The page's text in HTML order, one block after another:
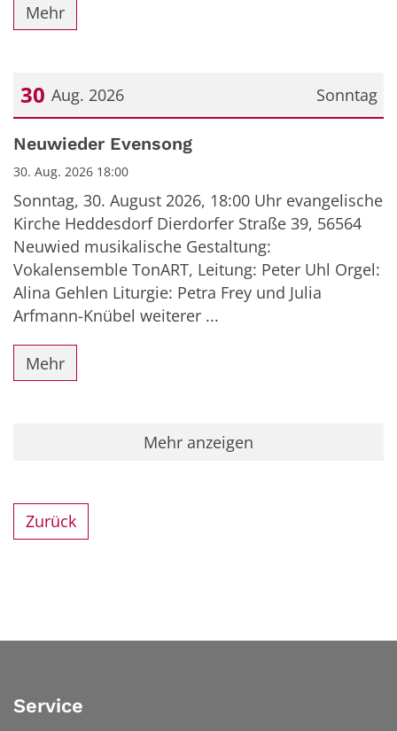
Mehr
Sonntag
30 Aug. 2026
Datum: 30. August 2026
Neuwieder Evensong
30. Aug. 2026 18:00
Sonntag, 30. August 2026, 18:00 Uhr evangelische
Kirche Heddesdorf Dierdorfer Straße 39, 56564
Neuwied musikalische Gestaltung:
Vokalensemble TonART, Leitung: Peter Uhl Orgel:
Alina Gehlen Liturgie: Petra Frey und Julia
Arfmann-Knübel weiterer ...
Mehr
Mehr anzeigen
Zurück
Service